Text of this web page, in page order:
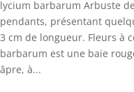
lycium barbarum Arbuste
pendants, présentant
3 cm de longueur. Fleurs à
barbarum est une baie
âpre, à...